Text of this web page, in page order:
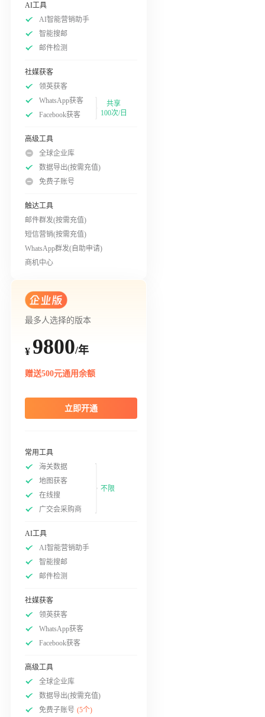
AI工具
AI智能营销助手
智能搜邮
邮件检测
社媒获客
领英获客
WhatsApp获客
Facebook获客
共享
100次/日
高级工具
全球企业库
数据导出(按需充值)
免费子账号
触达工具
邮件群发(按需充值)
短信营销(按需充值)
WhatsApp群发(自助申请)
商机中心
最多人选择的版本
¥ 9800/年
赠送500元通用余额
立即开通
常用工具
海关数据
地图获客
在线搜
广交会采购商
不限
AI工具
AI智能营销助手
智能搜邮
邮件检测
社媒获客
领英获客
WhatsApp获客
Facebook获客
高级工具
全球企业库
数据导出(按需充值)
免费子账号 (5个)